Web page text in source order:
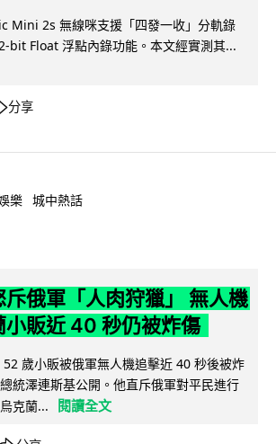
Mini 2s 無線咪支援「四發一收」分軌錄
bit Float 浮點內錄功能。本文經實測其...
分享
樂 城中熱話
俄軍「人肉狩獵」 無人機
小販近 40 秒仍被炸傷
歲小販被俄軍無人機追擊近 40 秒後被炸
統澤連斯基公開。他直斥俄軍對平民進行
克蘭...
閱讀全文